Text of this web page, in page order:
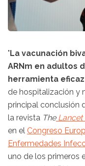
"La vacunación
ARNm en adultos
herramienta
de hospitalización y
principal conclusión
la revista TheLancet
en el Congreso
Enfermedades
uno de los primeros